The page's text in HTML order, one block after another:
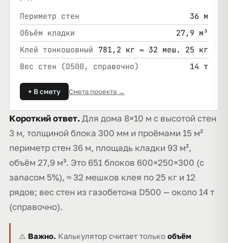
Периметр стен
36 м
Объём кладки
27,9 м³
Клей тонкошовный 781,2 кг ≈ 32 меш. 25 кг
Вес стен (D500, справочно)
14 т
+ В смету Смета проекта →
Короткий ответ.Для дома 8×10 м с высотой стен
3 м, толщиной блока 300 мм и проёмами 15 м²
периметр стен 36 м, площадь кладки 93 м²,
объём 27,9 м³. Это 651 блоков 600×250×300 (с
запасом 5%), ≈ 32 мешков клея по 25 кг и 12
рядов; вес стен из газобетона D500 — около 14 т
(справочно).
⚠️ Важно. Калькулятор считает только объём